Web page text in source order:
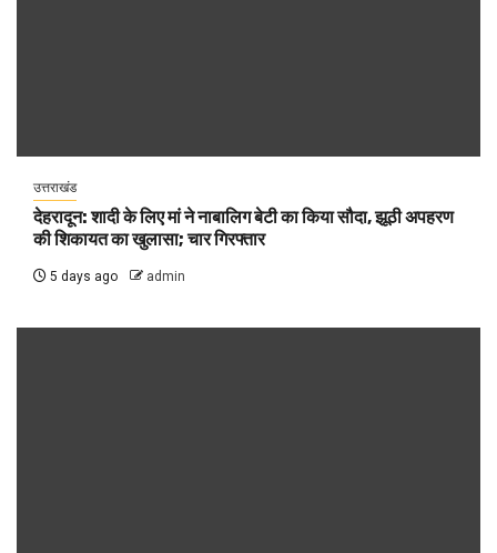
उत्तराखंड
देहरादून: शादी के लिए मां ने नाबालिग बेटी का किया सौदा, झूठी अपहरण
की शिकायत का खुलासा; चार गिरफ्तार
5 days ago admin